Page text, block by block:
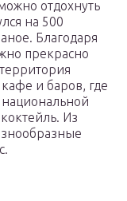
отдохнуть
на 500
Благодаря
прекрасно
и баров, где
Из